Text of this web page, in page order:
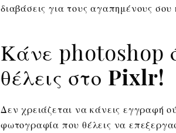
διαβάσεις για τους αγαπημένους σου
Κάνε photoshop
θέλεις στο Pixlr!
Δεν χρειάζεται να κάνεις εγγραφή
φωτογραφία που θέλεις να